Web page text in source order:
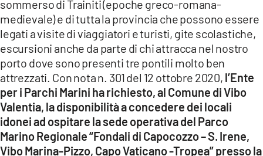
sommerso di Trainiti (epoche greco-romana-
medievale) e di tutta la provincia che possono essere
legati a visite di viaggiatori e turisti, gite scolastiche,
escursioni anche da parte di chi attracca nel nostro
porto dove sono presenti tre pontili molto ben
attrezzati. Con nota n. 301 del 12 ottobre 2020, l’Ente
per i Parchi Marini ha richiesto, al Comune di Vibo
Valentia, la disponibilità a concedere dei locali
idonei ad ospitare la sede operativa del Parco
Marino Regionale “Fondali di Capocozzo – S. Irene,
Vibo Marina-Pizzo, Capo Vaticano -Tropea” presso la